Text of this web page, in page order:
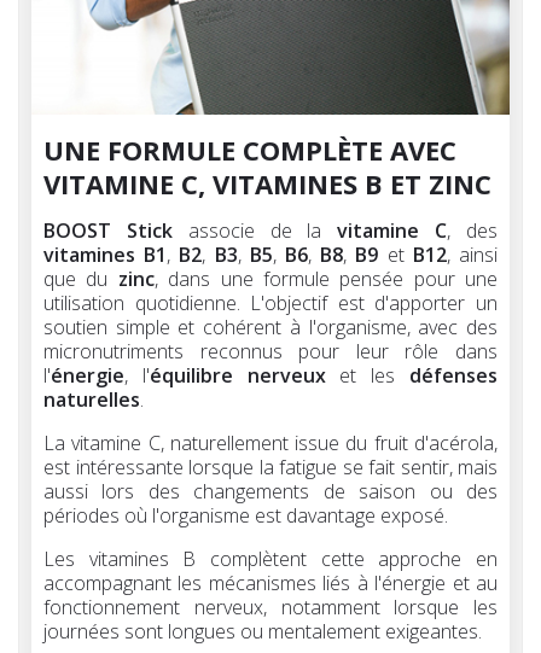
UNE FORMULE COMPLÈTE AVEC
VITAMINE C, VITAMINES B ET ZINC
BOOST Stickassocie de lavitamine C, des
vitamines B1, B2, B3, B5, B6, B8, B9 et B12, ainsi
que du zinc, dans une formule pensée pour une
utilisation quotidienne. L'objectif est d'apporter un
soutien simple et cohérent à l'organisme, avec des
micronutriments reconnus pour leur rôle dans
l'énergie, l'équilibre nerveuxet les défenses
naturelles.
La vitamine C, naturellement issue du fruit d'acérola,
est intéressante lorsque la fatigue se fait sentir, mais
aussi lors des changements de saison ou des
périodes où l'organisme est davantage exposé.
Les vitamines B complètent cette approche en
accompagnant les mécanismes liés à l'énergie et au
fonctionnement nerveux, notamment lorsque les
journées sont longues ou mentalement exigeantes.